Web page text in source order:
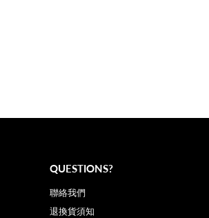
QUESTIONS?
聯絡我們
退換貨須知